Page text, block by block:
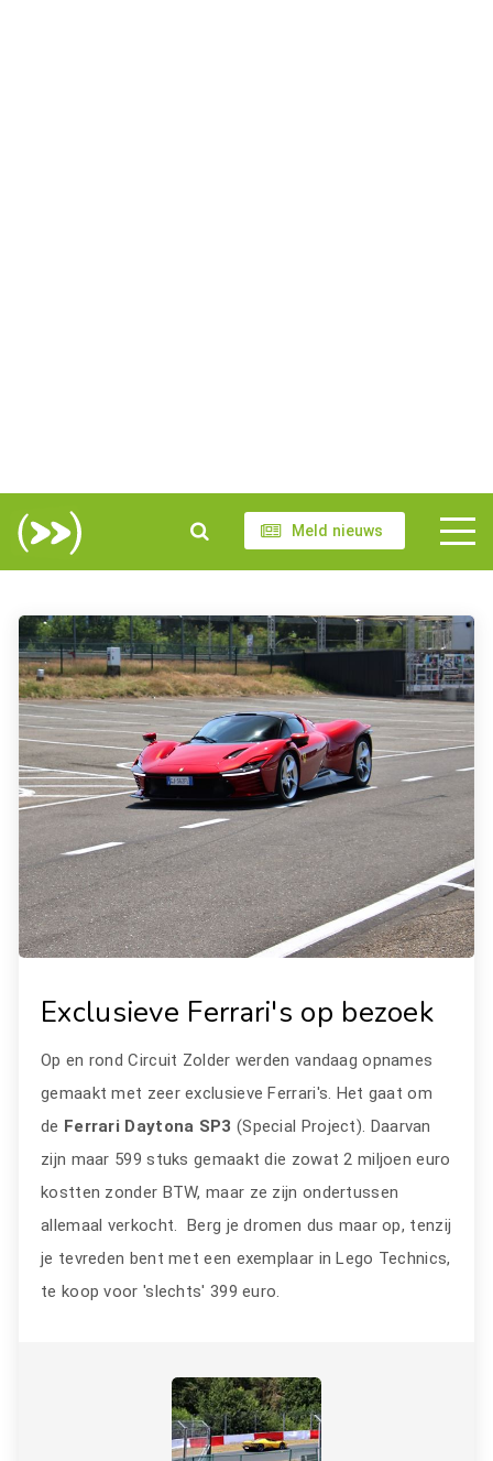
Meld nieuws
Exclusieve Ferrari's op bezoek
Op en rond Circuit Zolder werden vandaag opnames
gemaakt met zeer exclusieve Ferrari's. Het gaat om
de Ferrari Daytona SP3 (Special Project). Daarvan
zijn maar 599 stuks gemaakt die zowat 2 miljoen euro
kostten zonder BTW, maar ze zijn ondertussen
allemaal verkocht. Berg je dromen dus maar op, tenzij
je tevreden bent met een exemplaar in Lego Technics,
te koop voor 'slechts' 399 euro.